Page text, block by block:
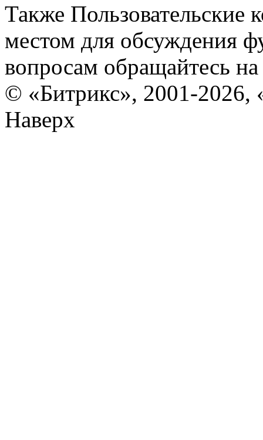
Также Пользовательские
местом для обсуждения
вопросам обращайтесь
© «Битрикс», 2001-2026,
Наверх